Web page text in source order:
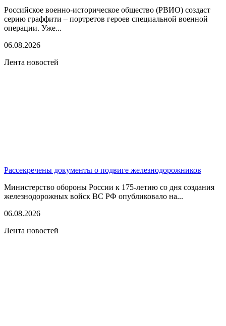
Российское военно-историческое общество (РВИО) создаст
серию граффити – портретов героев специальной военной
операции. Уже...
06.08.2026
Лента новостей
Рассекречены документы о подвиге железнодорожников
Министерство обороны России к 175-летию со дня создания
железнодорожных войск ВС РФ опубликовало на...
06.08.2026
Лента новостей